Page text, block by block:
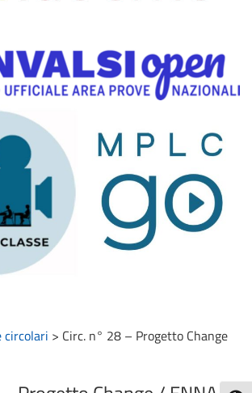
circolari > Circ. n° 28 – Progetto Change